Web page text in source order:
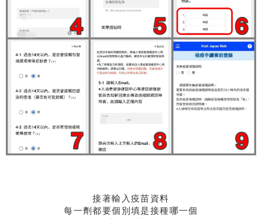
接著輸入疫苗資料
每一劑都要個別填是接種哪一個